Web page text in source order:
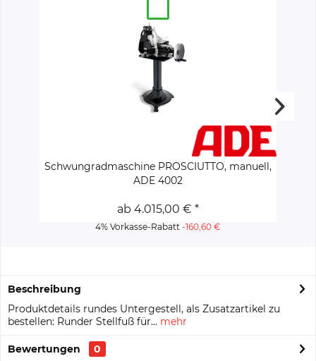
Schwungradmaschine PROSCIUTTO, manuell,
ADE 4002
ab 4.015,00 € *
4% Vorkasse-Rabatt -160,60 €
Beschreibung
Produktdetails rundes Untergestell, als Zusatzartikel zu
bestellen: Runder Stellfuß für... mehr
Bewertungen
0